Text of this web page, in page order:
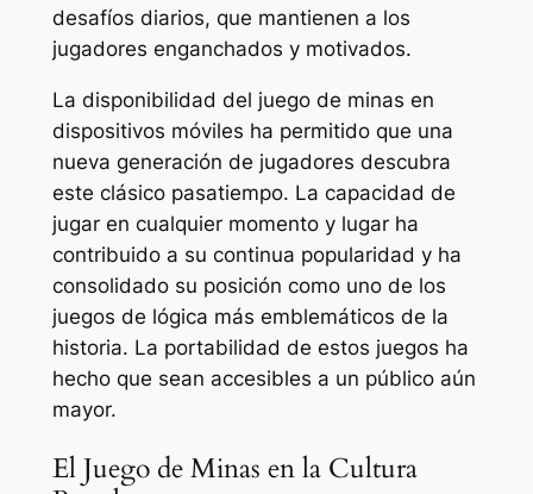
desafíos diarios, que mantienen a los
jugadores enganchados y motivados.
La disponibilidad del juego de minas en
dispositivos móviles ha permitido que una
nueva generación de jugadores descubra
este clásico pasatiempo. La capacidad de
jugar en cualquier momento y lugar ha
contribuido a su continua popularidad y ha
consolidado su posición como uno de los
juegos de lógica más emblemáticos de la
historia. La portabilidad de estos juegos ha
hecho que sean accesibles a un público aún
mayor.
El Juego de Minas en la Cultura